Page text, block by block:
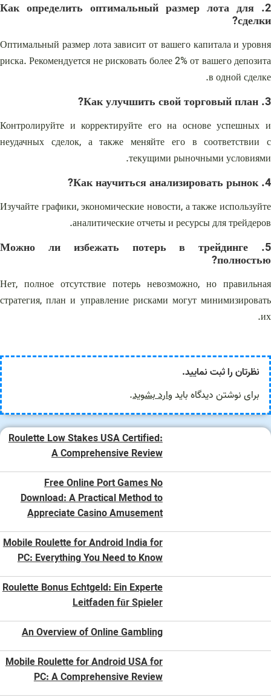
2. Как определить оптимальный размер лота для
сделки?
Оптимальный размер лота зависит от вашего капитала и уровня
риска. Рекомендуется не рисковать более 2% от вашего депозита
в одной сделке.
3. Как улучшить свой торговый план?
Контролируйте и корректируйте его на основе успешных и
неудачных сделок, а также меняйте его в соответствии с
текущими рыночными условиями.
4. Как научиться анализировать рынок?
Изучайте графики, экономические новости, а также используйте
аналитические отчеты и ресурсы для трейдеров.
5. Можно ли избежать потерь в трейдинге
полностью?
Нет, полное отсутствие потерь невозможно, но правильная
стратегия, план и управление рисками могут минимизировать
их.
نظرتان را ثبت نمایید.
برای نوشتن دیدگاه بایدوارد بشوید.
Roulette Low Stakes USA Certified:
A Comprehensive Review
Free Online Port Games No
Download: A Practical Method to
Appreciate Casino Amusement
Mobile Roulette for Android India for
PC: Everything You Need to Know
Roulette Bonus Echtgeld: Ein Experte
Leitfaden für Spieler
An Overview of Online Gambling
Mobile Roulette for Android USA for
PC: A Comprehensive Review